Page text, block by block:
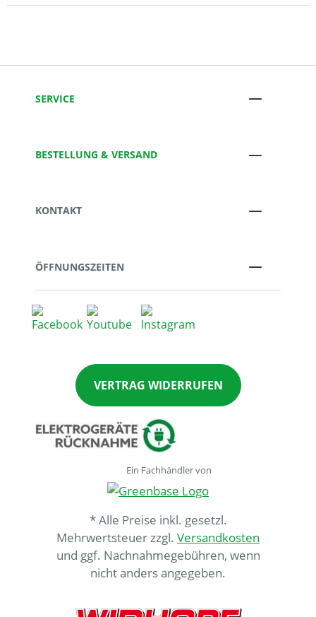
SERVICE
BESTELLUNG & VERSAND
KONTAKT
ÖFFNUNGSZEITEN
VERTRAG WIDERRUFEN
Ein Fachhändler von
* Alle Preise inkl. gesetzl.
Mehrwertsteuer zzgl. Versandkosten
und ggf. Nachnahmegebühren, wenn
nicht anders angegeben.